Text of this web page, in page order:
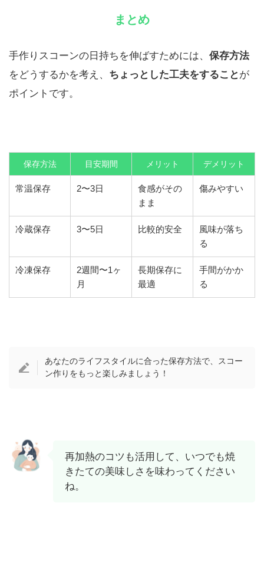
まとめ
手作りスコーンの日持ちを伸ばすためには、 保存方法
をどうするかを考え、 ちょっとした工夫をすること が
ポイントです。
保存方法 目安期間 メリット デメリット
常温保存 2〜3日
食感がその
まま
傷みやすい
冷蔵保存 3〜5日 比較的安全
風味が落ち
る
冷凍保存
2週間〜1ヶ
月
長期保存に
最適
手間がかか
る
あなたのライフスタイルに合った保存方法で、スコー
ン作りをもっと楽しみましょう！
再加熱のコツも活用して、いつでも焼
きたての美味しさを味わってください
ね。